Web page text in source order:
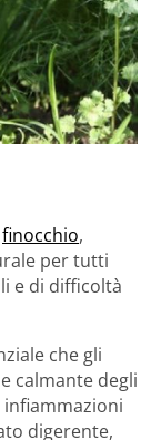
finocchio,
per tutti
e di difficoltà
che gli
calmante degli
digerente,